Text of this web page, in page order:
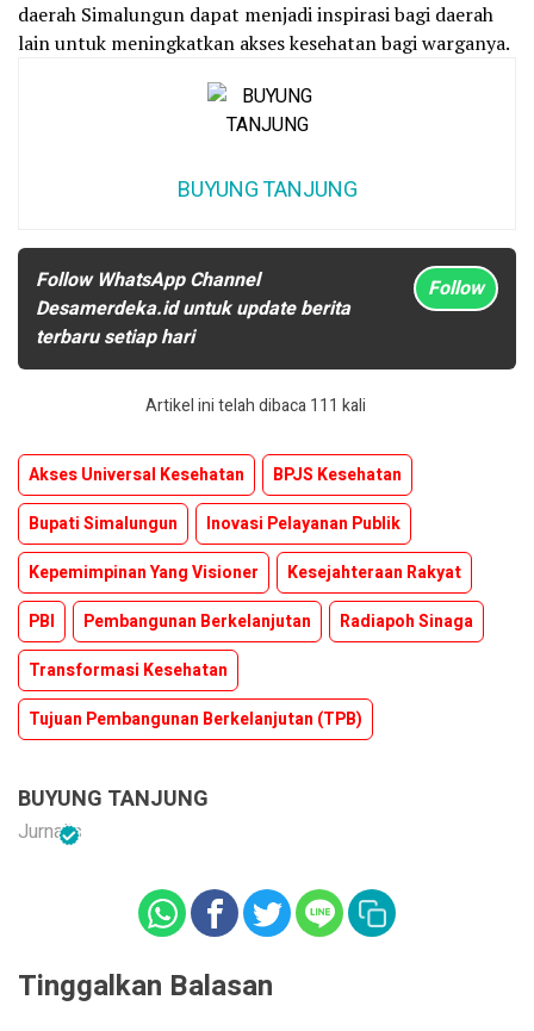
daerah Simalungun dapat menjadi inspirasi bagi daerah
lain untuk meningkatkan akses kesehatan bagi warganya.
BUYUNG TANJUNG
Follow WhatsApp Channel
Desamerdeka.id untuk update berita
terbaru setiap hari
Follow
Artikel ini telah dibaca 111 kali
Akses Universal Kesehatan
BPJS Kesehatan
Bupati Simalungun
Inovasi Pelayanan Publik
Kepemimpinan Yang Visioner
Kesejahteraan Rakyat
PBI
Pembangunan Berkelanjutan
Radiapoh Sinaga
Transformasi Kesehatan
Tujuan Pembangunan Berkelanjutan (TPB)
BUYUNG TANJUNG
Jurnalis
Tinggalkan Balasan